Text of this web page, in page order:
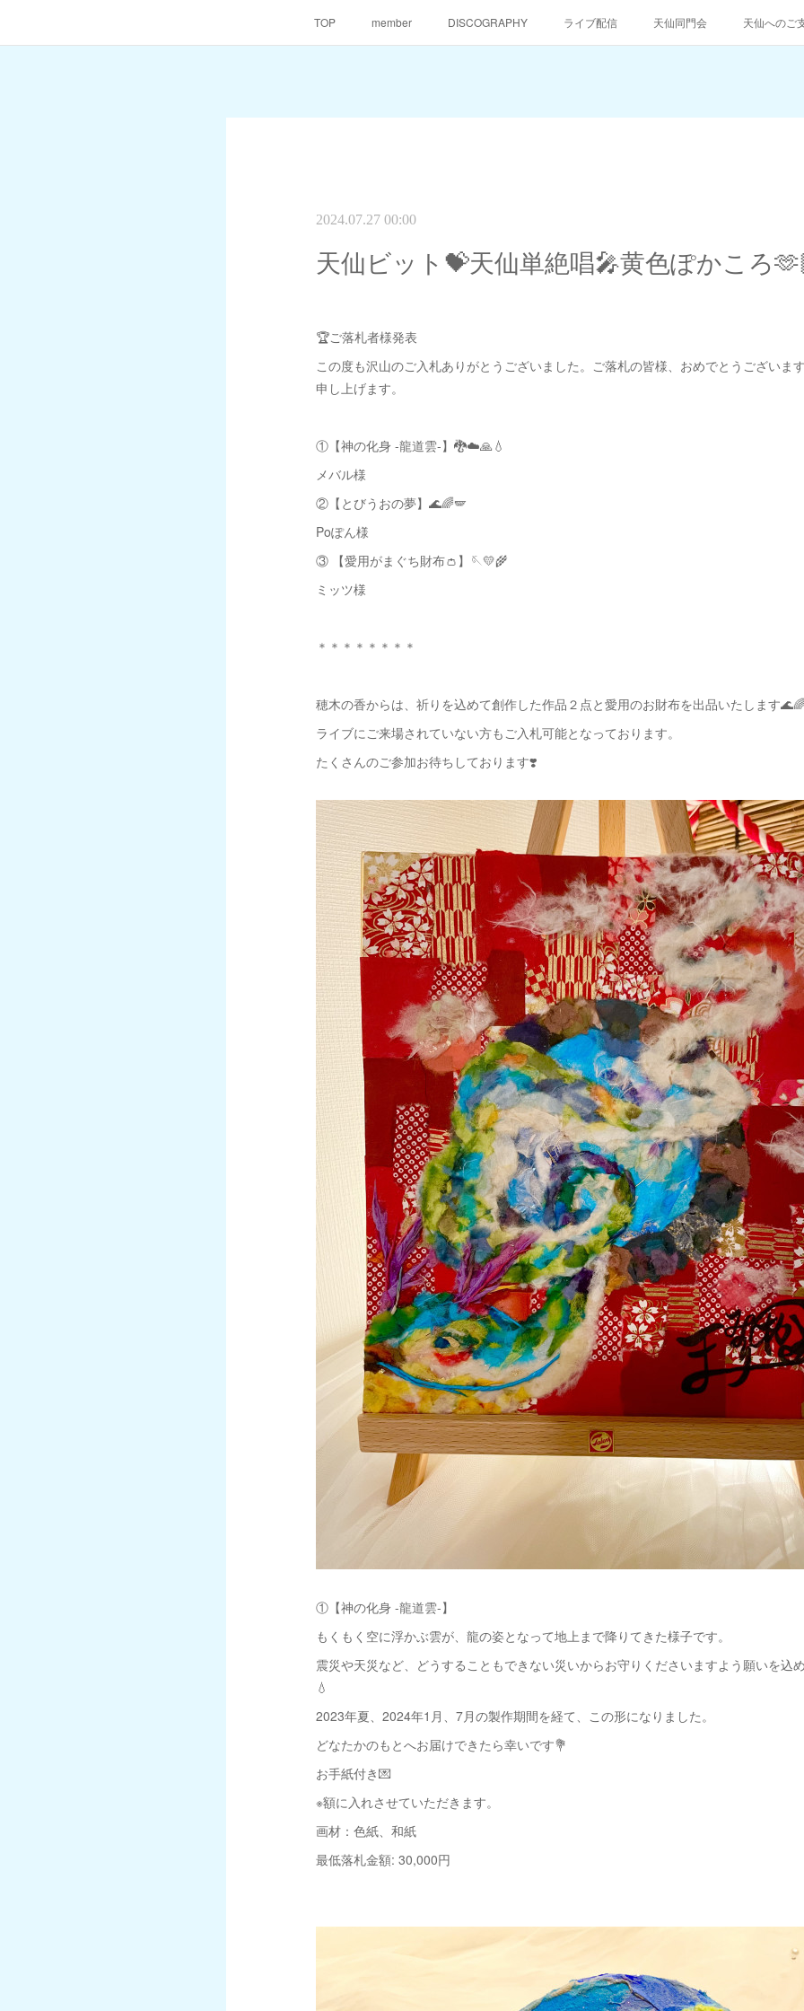
TOP member DISCOGRAPHY ライブ配信 天仙同門会 天仙へのご
2024.07.27 00:00
天仙ビット💝天仙単絶唱🎤黄色ぽかころ
🏆ご落札者様発表
この度も沢山のご入札ありがとうございました。ご落札の皆様、おめでとうございま
申し上げます。
①【神の化身 -龍道雲-】🐉☁️🙏💧
メバル様
②【とびうおの夢】🌊🌈🪽
Poぽん様
③ 【愛用がまぐち財布👛】🪡💛🌾
ミッツ様
＊＊＊＊＊＊＊＊
穂木の香からは、祈りを込めて創作した作品２点と愛用のお財布を出品いたします
ライブにご来場されていない方もご入札可能となっております。
たくさんのご参加お待ちしております❣️
①【神の化身 -龍道雲-】
もくもく空に浮かぶ雲が、龍の姿となって地上まで降りてきた様子です。
震災や天災など、どうすることもできない災いからお守りくださいますよう願いを込
💧
2023年夏、2024年1月、7月の製作期間を経て、この形になりました。
どなたかのもとへお届けできたら幸いです💐
お手紙付き💌
※額に入れさせていただきます。
画材：色紙、和紙
最低落札金額: 30,000円